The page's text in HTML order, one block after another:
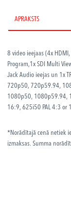
PROAPRAKSTS
8 video ieejaas (4x HDMI,
Program,1x SDI Multi
Jack Audio ieejas un 1x
720p50, 720p59.94,
1080p50, 1080p59.94,
16:9, 625i50 PAL 4:3 or
*Norādītajā cenā netiek
izmaksas. Summa